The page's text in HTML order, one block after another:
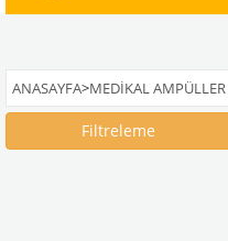
ANASAYFA>MEDIKAL AMPÜLLER
Filtreleme